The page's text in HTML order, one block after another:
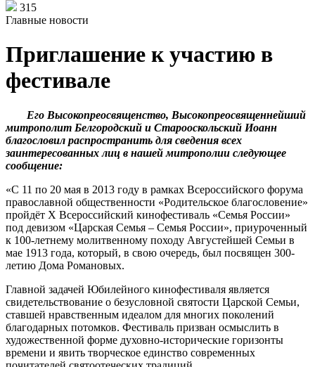
315
Главные новости
Приглашение к участию в
фестивале
Его Высокопреосвященство, Высокопреосвященнейший
митрополит Белгородский и Старооскольский Иоанн
благословил распространить для сведения всех
заинтересованных лиц в нашей митрополии следующее
сообщение:
«С 11 по 20 мая в 2013 году в рамках Всероссийского форума
православной общественности «Родительское благословение»
пройдёт X Всероссийский кинофестиваль «Семья России»
под девизом «Царская Семья – Семья России», приуроченный
к 100-летнему молитвенному походу Августейшей Семьи в
мае 1913 года, который, в свою очередь, был посвящен 300-
летию Дома Романовых.
Главной задачей Юбилейного кинофестиваля является
свидетельствование о безусловной святости Царской Семьи,
ставшей нравственным идеалом для многих поколений
благодарных потомков. Фестиваль призван осмыслить в
художественной форме духовно-исторические горизонты
времени и явить творческое единство современных